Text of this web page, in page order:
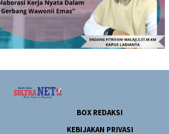
BOX REDAKSI
KEBIJAKAN PRIVASI